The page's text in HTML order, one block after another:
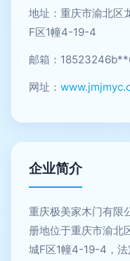
地址：重庆市渝北区
F区1幢4-19-4
邮箱：18523246b**
网址：
企业简介
重庆极美家木门有限
册地位于重庆市渝北
城F区1幢4-19-4，法